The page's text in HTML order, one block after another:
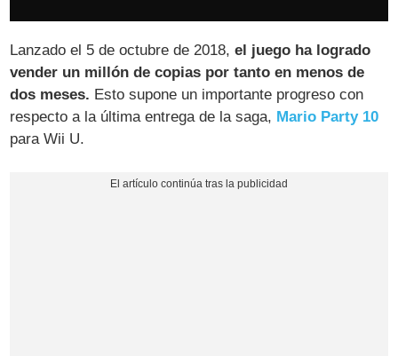
Lanzado el 5 de octubre de 2018,el juego ha logrado
vender un millón de copias por tanto en menos de
dos meses. Esto supone un importante progreso con
respecto a la última entrega de la saga, Mario Party 10
para Wii U.